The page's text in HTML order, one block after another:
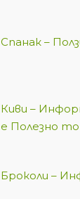
Спанак –
Киви –
е Полезно то
Броколи –